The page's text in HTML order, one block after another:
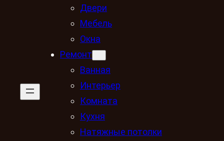
Двери
Мебель
Окна
Ремонт
Ванная
Интерьер
Комната
Кухня
Натяжные потолки